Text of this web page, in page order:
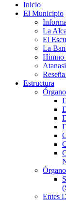
Inicio
El Municipio
La
El
La
Himno
Estructura
Entes